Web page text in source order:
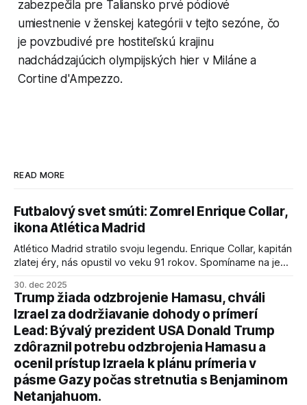
zabezpečila pre Taliansko prvé pódiové
umiestnenie v ženskej kategórii v tejto sezóne, čo
je povzbudivé pre hostiteľskú krajinu
nadchádzajúcich olympijských hier v Miláne a
Cortine d'Ampezzo.
READ MORE
Futbalový svet smúti: Zomrel Enrique Collar,
ikona Atlética Madrid
Atlético Madrid stratilo svoju legendu. Enrique Collar, kapitán
zlatej éry, nás opustil vo veku 91 rokov. Spomíname na jeho
30. dec 2025
Trump žiada odzbrojenie Hamasu, chváli
Izrael za dodržiavanie dohody o prímerí
Lead: Bývalý prezident USA Donald Trump
zdôraznil potrebu odzbrojenia Hamasu a
ocenil prístup Izraela k plánu prímeria v
pásme Gazy počas stretnutia s Benjaminom
Netanjahuom.